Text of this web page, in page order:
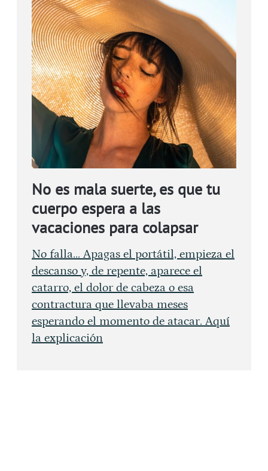
No es mala suerte, es que tu
cuerpo espera a las
vacaciones para colapsar
No falla... Apagas el portátil, empieza el
descanso y, de repente, aparece el
catarro, el dolor de cabeza o esa
contractura que llevaba meses
esperando el momento de atacar. Aquí
la explicación